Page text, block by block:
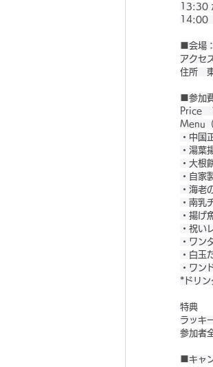
13:30
14:00
■会場
アクセ
住所　
■参加
Price　
Menu
・中国
・湯葉
・大根
・自
・海老
・南
・揚げ
・祝い
・ワ
・白玉
・ワ
*ドリン
特典
ラッキ
参加者
■キャ